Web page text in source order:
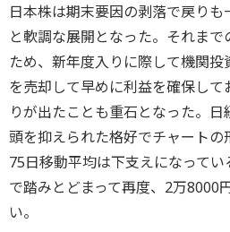
日本株は期末要因の剥落で戻り
と軟調な展開となった。それま
ため、新年度入りに際して機関
を売却して早めに利益を確保し
りが出たことも重石となった。
頭を抑えられた格好でチャート
75日移動平均は下支えになって
で踏みとどまって再度、2万8000
い。